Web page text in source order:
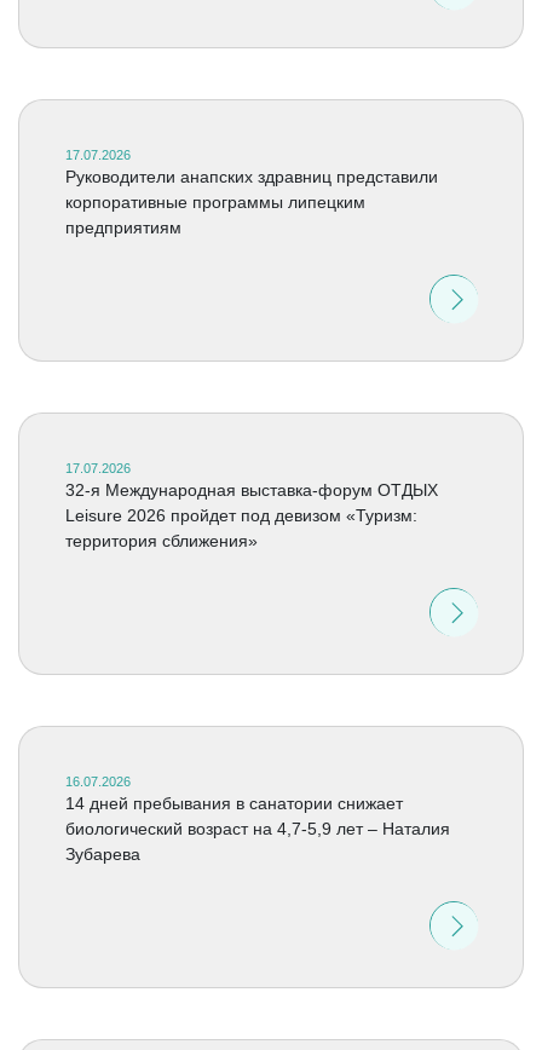
17.07.2026
Руководители анапских здравниц представили
корпоративные программы липецким
предприятиям
17.07.2026
32-я Международная выставка-форум ОТДЫХ
Leisure 2026 пройдет под девизом «Туризм:
территория сближения»
16.07.2026
14 дней пребывания в санатории снижает
биологический возраст на 4,7-5,9 лет – Наталия
Зубарева